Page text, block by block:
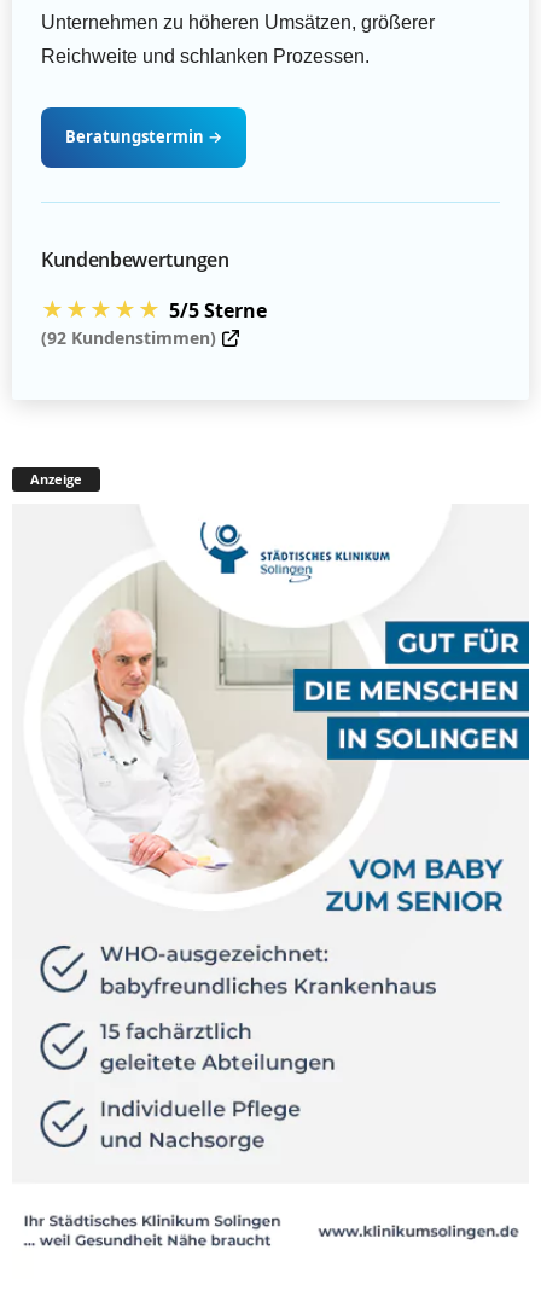
Unternehmen zu höheren Umsätzen, größerer
Reichweite und schlanken Prozessen.
Beratungstermin →
Kundenbewertungen
★★★★★ 5/5 Sterne
(92 Kundenstimmen)
Anzeige